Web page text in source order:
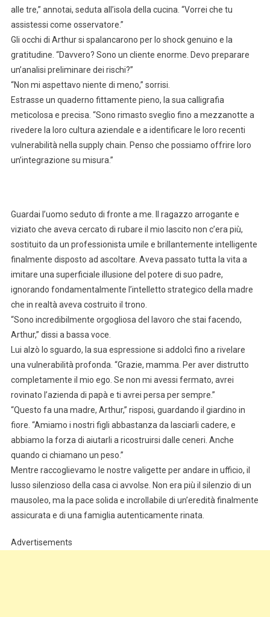
alle tre,” annotai, seduta all’isola della cucina. “Vorrei che tu
assistessi come osservatore.”
Gli occhi di Arthur si spalancarono per lo shock genuino e la
gratitudine. “Davvero? Sono un cliente enorme. Devo preparare
un’analisi preliminare dei rischi?”
“Non mi aspettavo niente di meno,” sorrisi.
Estrasse un quaderno fittamente pieno, la sua calligrafia
meticolosa e precisa. “Sono rimasto sveglio fino a mezzanotte a
rivedere la loro cultura aziendale e a identificare le loro recenti
vulnerabilità nella supply chain. Penso che possiamo offrire loro
un’integrazione su misura.”
Guardai l’uomo seduto di fronte a me. Il ragazzo arrogante e
viziato che aveva cercato di rubare il mio lascito non c’era più,
sostituito da un professionista umile e brillantemente intelligente
finalmente disposto ad ascoltare. Aveva passato tutta la vita a
imitare una superficiale illusione del potere di suo padre,
ignorando fondamentalmente l’intelletto strategico della madre
che in realtà aveva costruito il trono.
“Sono incredibilmente orgogliosa del lavoro che stai facendo,
Arthur,” dissi a bassa voce.
Lui alzò lo sguardo, la sua espressione si addolcì fino a rivelare
una vulnerabilità profonda. “Grazie, mamma. Per aver distrutto
completamente il mio ego. Se non mi avessi fermato, avrei
rovinato l’azienda di papà e ti avrei persa per sempre.”
“Questo fa una madre, Arthur,” risposi, guardando il giardino in
fiore. “Amiamo i nostri figli abbastanza da lasciarli cadere, e
abbiamo la forza di aiutarli a ricostruirsi dalle ceneri. Anche
quando ci chiamano un peso.”
Mentre raccoglievamo le nostre valigette per andare in ufficio, il
lusso silenzioso della casa ci avvolse. Non era più il silenzio di un
mausoleo, ma la pace solida e incrollabile di un’eredità finalmente
assicurata e di una famiglia autenticamente rinata.
Advertisements